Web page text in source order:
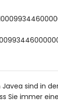
der Wohnung)
Metern
Javea sind in
Sie immer